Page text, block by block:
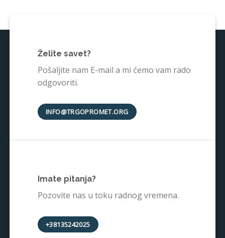
Želite savet?
Pošaljite nam E-mail a mi ćemo vam rado
odgovoriti.
INFO@TRGOPROMET.ORG
Imate pitanja?
Pozovite nas u toku radnog vremena.
+38135242025